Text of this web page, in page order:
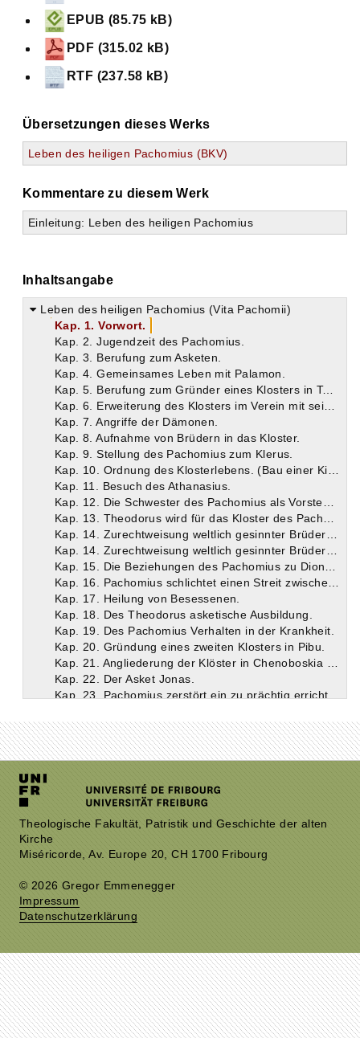
EPUB (85.75 kB)
PDF (315.02 kB)
RTF (237.58 kB)
Übersetzungen dieses Werks
Leben des heiligen Pachomius (BKV)
Kommentare zu diesem Werk
Einleitung: Leben des heiligen Pachomius
Inhaltsangabe
Leben des heiligen Pachomius (Vita Pachomii)
Kap. 1. Vorwort.
Kap. 2. Jugendzeit des Pachomius.
Kap. 3. Berufung zum Asketen.
Kap. 4. Gemeinsames Leben mit Palamon.
Kap. 5. Berufung zum Gründer eines Klosters in Tabennesis.
Kap. 6. Erweiterung des Klosters im Verein mit seinem Bruder Johannes.
Kap. 7. Angriffe der Dämonen.
Kap. 8. Aufnahme von Brüdern in das Kloster.
Kap. 9. Stellung des Pachomius zum Klerus.
Kap. 10. Ordnung des Klosterlebens. (Bau einer Kirche.)
Kap. 11. Besuch des Athanasius.
Kap. 12. Die Schwester des Pachomius als Vorsteherin eines Frauenklosters.
Kap. 13. Theodorus wird für das Kloster des Pachomius gewonnen
Kap. 14. Zurechtweisung weltlich gesinnter Brüder und ihr Austritt
Kap. 14. Zurechtweisung weltlich gesinnter Brüder und ihr Austritt
Kap. 15. Die Beziehungen des Pachomius zu Dionysius. Heilung eines kranken Weibes.
Kap. 16. Pachomius schlichtet einen Streit zwischen einem Klostervorstand und einem von dessen Brüdern.
Kap. 17. Heilung von Besessenen.
Kap. 18. Des Theodorus asketische Ausbildung.
Kap. 19. Des Pachomius Verhalten in der Krankheit.
Kap. 20. Gründung eines zweiten Klosters in Pibu.
Kap. 21. Angliederung der Klöster in Chenoboskia und Muchonse.
Kap. 22. Der Asket Jonas.
Kap. 25. Pachomius weist ketzerische Mönche ab, die ihn zu einem Wunderzeichen herausfordern.
Kap. 26. Die Ausdauer des Pachomius im Wachen. Zurechtweisung des Kornelius.
Kap. 27. Das verständige Wesen des Theodorus gegenüber seinem Bruder Paphnutius und einem schwachen Mitbruder.
Kap. 30. Einer der Brüder kehrt in die Welt zurück.
Kap. 31. Pachomjus hat ein Gesicht über das Schicksal der Brüder. Er macht den Theodorus zum Verwalter in Tabennesis.
Kap. 39. Pachomius ermuntert aus diesem Anlaß die Brüder im Streben nach der Vollkommenheit.
Kap. 40. Hungersnot, Getreideankauf durch einen Bruder, dessen Zurechtweisung durch Pachomius.
Kap. 41. Derselbe Bruder wird beim Verkauf von Sandalen von Pachomius gerügt. Zachäus wird Verwalter.
Kap. 42. Ein Bruder will Märtyrer werden, verleugnet aber Gott; seine Buße.
Kap. 43. Pachomius sieht auch in seiner Abwesenheit den Ungehorsam der Brüder. Belehrung des Pachomius durch ein Kind.
Kap. 44. Pachomius überwindet zweimal den Teufel.
Theologische Fakultät, Patristik und Geschichte der alten
Kirche
Miséricorde, Av. Europe 20, CH 1700 Fribourg
© 2026 Gregor Emmenegger
Impressum
Datenschutzerklärung